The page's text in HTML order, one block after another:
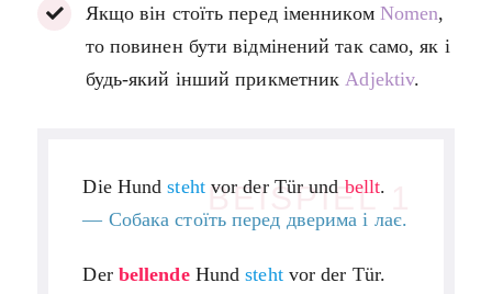
Якщо він стоїть перед іменником Nomen,
то повинен бути відмінений так само, як і
будь-який інший прикметникAdjektiv.
BEISPIEL 1
Die Hundstehtvor der Tür und bellt.
— Собака стоїть перед дверима і лає.
Der bellendeHundstehtvor der Tür.